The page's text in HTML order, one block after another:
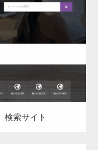
検索サイト